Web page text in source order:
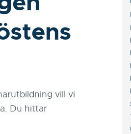
vill vi
Du hittar